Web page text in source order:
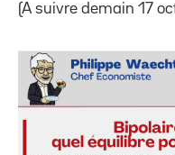
(A suivre demain 17